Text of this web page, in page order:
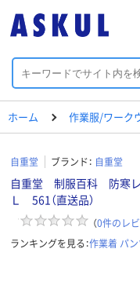
ホーム 作業服/ワーク
自重堂 ブランド： 自重堂
自重堂 制服百科 防寒
Ｌ 561（直送品）
（0件のレ
ランキングを見る：作業着 パ